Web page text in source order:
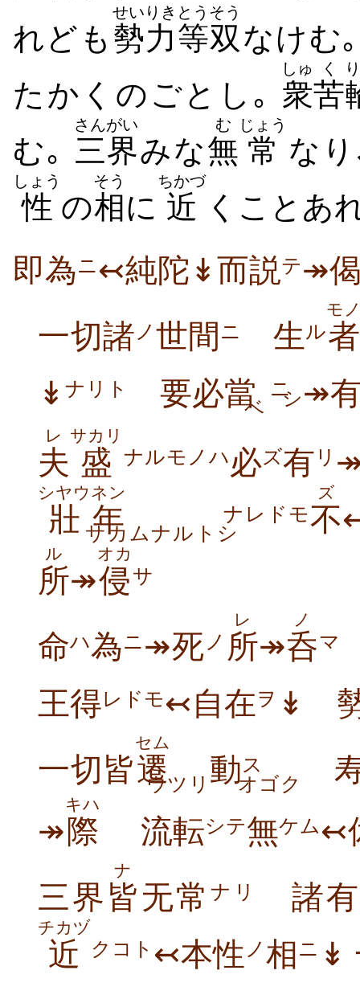
れども 勢力
せいりき
等双
とうそう
なけむ
たかくのごとし｡ 衆
しゅ
苦
く
む｡ 三界
さんがい
みな無
む
常
じょう
な
性
しょう
の相
そう
に 近
ちかづ
くことあ
即為ニ↢純陀↡而説テ↠
一切諸 ノ世間 ニ 生ル者
モ
↡ナリト 要必當
ベ
ニシ↠
夫
レ
盛
サカリ
ナルモノハ必ズ有 リ
壯
シヤウ
年
ネン
サカムナルトシ
ナレドモ不
ズ
所
ル
↠侵
オカ
サ
命ハ為ニ↠死 ノ 所
レ
↠呑
ノ
マ
王得レドモ↢自在ヲ ↡
一切皆遷
セム
ウツリ 動 ス
オゴク
↠ 際
キハ
流転シテ無ケム↢
三界 皆
ナ
无常ナリ
諸
近
チカヅ
クコト ↢本性 ノ 相 ニ ↡